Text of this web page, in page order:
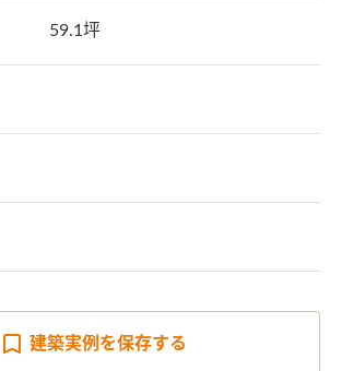
59.1坪
建築実例を保存する